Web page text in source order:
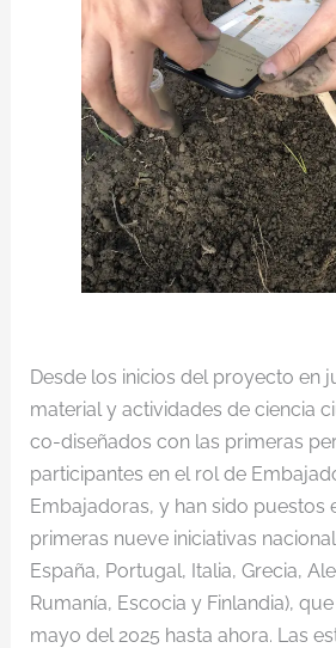
Desde los inicios del proyecto en
material y actividades de ciencia
co-diseñados con las primeras
participantes en el rol de
Embajadoras, y han sido puestos
primeras nueve iniciativas
España, Portugal, Italia, Grecia,
Rumanía, Escocia y Finlandia),
mayo del 2025 hasta ahora. Las